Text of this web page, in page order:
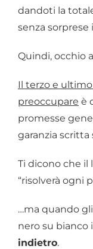
dandoti la
senza sorprese
Quindi, occhio
Il terzo e
preoccupare è
promesse
garanzia scritta
Ti dicono che il
“risolverà ogni
…ma quando
nero su bianco
indietro.